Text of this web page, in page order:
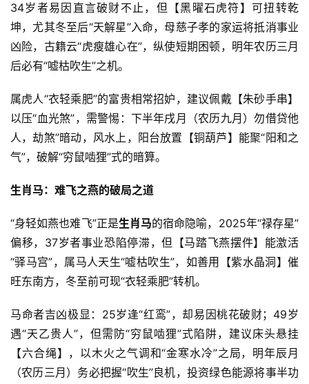
34岁者易因直言破财不止，但【黑曜石虎符】可扭转乾
坤，尤其冬至后“天解星”入命，母慈子孝的家运将抵消事业
凶险，古籍云“虎瘦雄心在”，纵使短期困顿，明年农历三月
后必有“嘘枯吹生”之机。
属虎人“衣轻乘肥”的富贵相常招妒，建议佩戴【朱砂手串】
以压“血光煞”，需警惕：下半年戌月（农历九月）勿借贷他
人，劫煞”暗动，风水上，阳台放置【铜葫芦】能聚“阳和之
气”，破解“穷鼠啮狸”式的暗算。
生肖马：难飞之燕的破局之道
“身轻如燕也难飞”正是生肖马的宿命隐喻，2025年“禄存星”
偏移，37岁者事业恐陷停滞，但【马踏飞燕摆件】能激活
“驿马宫”，属马人天生“嘘枯吹生”，如善用【紫水晶洞】催
旺东南方，冬至前可现“衣轻乘肥”转机。
马命者吉凶极显：25岁逢“红鸾”，却易因桃花破财；49岁
遇“天乙贵人”，但需防“穷鼠啮狸”式陷阱，建议床头悬挂
【六合绳】，以木火之气调和“金寒水冷”之局，明年辰月
（农历三月）务必把握“吹生”良机，投资绿色能源将事半功